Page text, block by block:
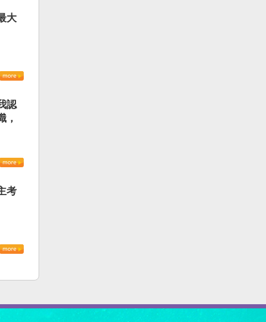
大
認
，
考